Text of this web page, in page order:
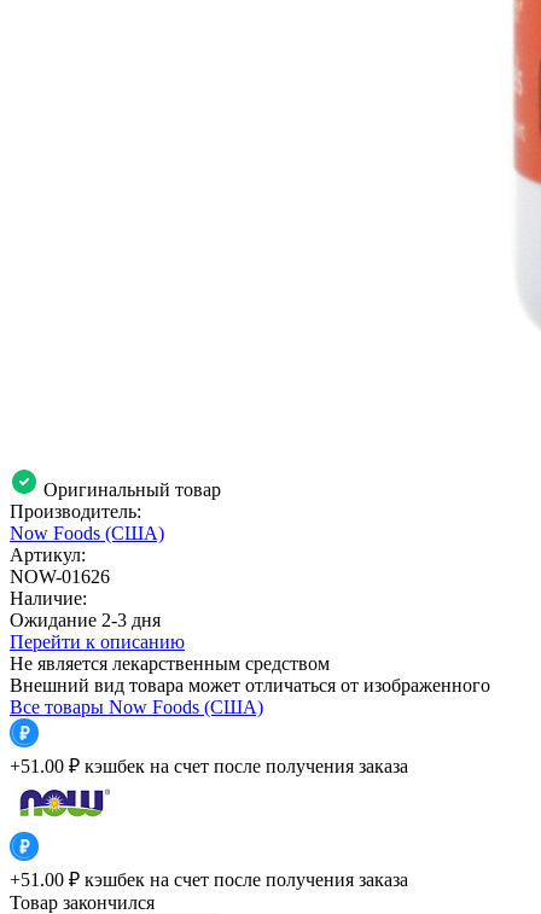
Оригинальный товар
Производитель:
Now Foods (США)
Артикул:
NOW-01626
Наличие:
Ожидание 2-3 дня
Перейти к описанию
Не является лекарственным средством
Внешний вид товара может отличаться от изображенного
Все товары Now Foods (США)
+51.00 ₽ кэшбек на счет после получения заказа
+51.00 ₽ кэшбек на счет после получения заказа
Товар закончился